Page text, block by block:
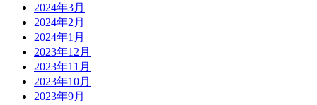
2024年3月
2024年2月
2024年1月
2023年12月
2023年11月
2023年10月
2023年9月